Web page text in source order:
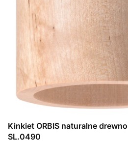
Kinkiet ORBIS naturalne
SL.0490